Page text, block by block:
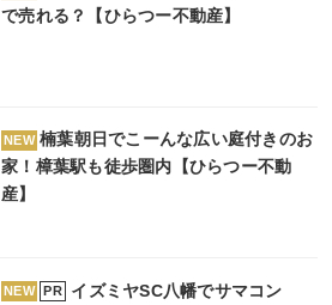
で売れる？【ひらつー不動産】
NEW 楠葉朝日でこーんな広い庭付きのお
家！樟葉駅も徒歩圏内【ひらつー不動
産】
NEW PR イズミヤSC八幡でサマコン